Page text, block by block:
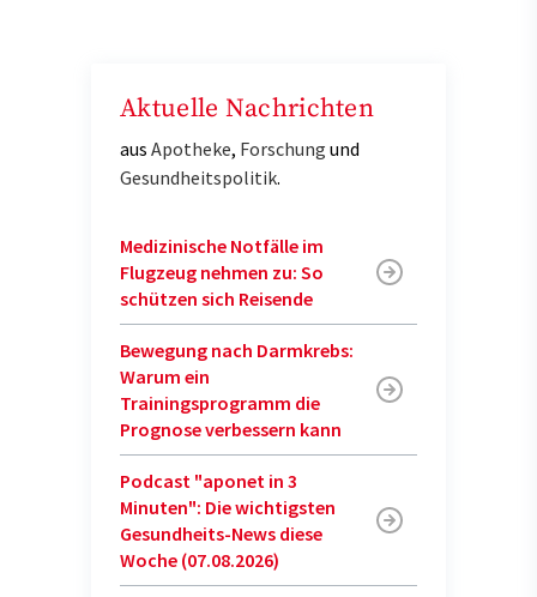
Aktuelle Nachrichten
aus Apotheke, Forschung und
Gesundheitspolitik.
Medizinische Notfälle im
Flugzeug nehmen zu: So
schützen sich Reisende
Bewegung nach Darmkrebs:
Warum ein
Trainingsprogramm die
Prognose verbessern kann
Podcast "aponet in 3
Minuten": Die wichtigsten
Gesundheits-News diese
Woche (07.08.2026)